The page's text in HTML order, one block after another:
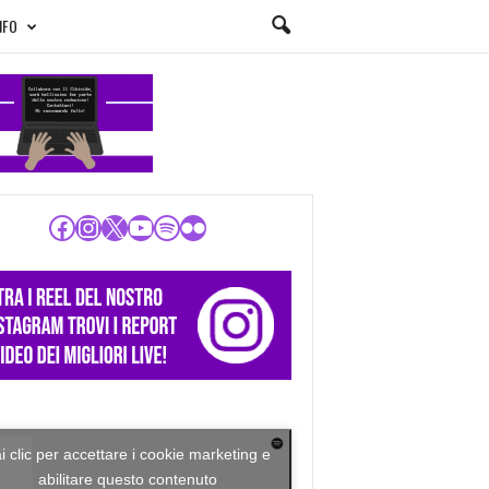
Facebook InstagramX YouTube Spotify Flickr
clic per accettare i cookie marketing e
abilitare questo contenuto